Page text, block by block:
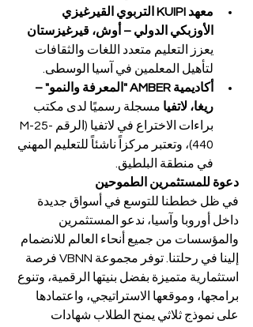
معهد KUIPI التربوي القيرغيزي
الأوزبكي الدولي – أوش، قيرغيزستان
يعزز التعليم متعدد اللغات والثقافات
لتأهيل المعلمين في آسيا الوسطى.
أكاديمية AMBER "المعرفة والنمو" –
ريغا، لاتفيا مسجلة رسميًا لدى مكتب
براءات الاختراع في لاتفيا (الرقم M-25-
440)، وتعتبر مركزاً ناشئاً للتعليم المهني
في منطقة البلطيق.
دعوة للمستثمرين الطموحين
في ظل خططنا للتوسع في أسواق جديدة
داخل أوروبا وآسيا، ندعو المستثمرين
والمؤسسات من جميع أنحاء العالم للانضمام
إلينا في رحلتنا. توفر مجموعة VBNN فرصة
استثمارية متميزة بفضل بنيتها الرقمية، وتنوع
برامجها، وموقعها الاستراتيجي، واعتمادها
على نموذج ثلاثي يمنح الطلاب شهادات